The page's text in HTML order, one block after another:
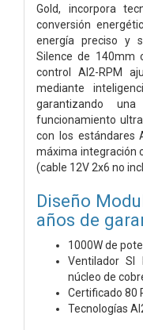
Gold, incorpora
conversión
energía preciso y
Silence de 140mm
control AI2-RPM
mediante
garantizando
funcionamiento
con los estándares
máxima integración
(cable 12V 2x6 no
Diseño
años de
1000W de
Ventilador SI
núcleo de
Certificado 80
Tecnologías